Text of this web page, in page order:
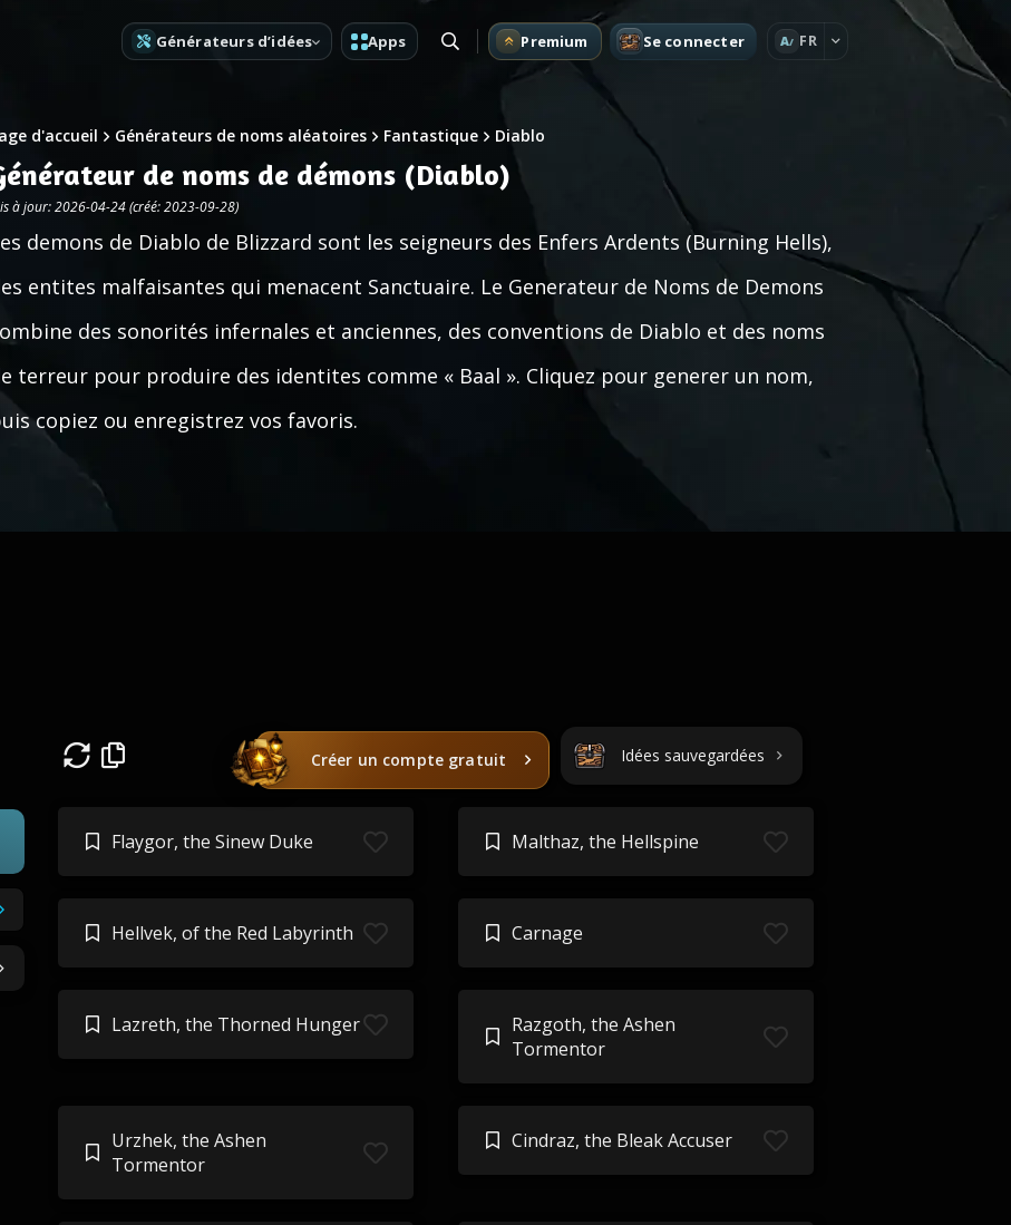
Générateurs d’idées Apps Premium Se connecter A FR
d'accueil Générateurs de noms aléatoires Fantastique Diablo
de noms de démons (Diablo)
à jour: 2026-04-24 (créé: 2023-09-28)
demons de Diablo de Blizzard sont les seigneurs des Enfers Ardents (Burning Hells),
entites malfaisantes qui menacent Sanctuaire. Le Generateur de Noms de Demons
des sonorités infernales et anciennes, des conventions de Diablo et des noms
terreur pour produire des identites comme « Baal ». Cliquez pour generer un nom,
copiez ou enregistrez vos favoris.
Créer un compte gratuit Idées sauvegardées
Flaygor, the Sinew Duke Malthaz, the Hellspine
Hellvek, of the Red Labyrinth Carnage
Lazreth, the Thorned Hunger
Razgoth, the Ashen
Tormentor
Urzhek, the Ashen
Tormentor
Cindraz, the Bleak Accuser